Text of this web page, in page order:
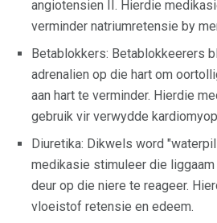
angiotensien II. Hierdie
verminder natriumretensie by
Betablokkers: Betablokkeerers
adrenalien op die hart om
aan hart te verminder. Hierdie
gebruik vir verwydde
Diuretika: Dikwels word
medikasie stimuleer die
deur op die niere te reageer.
vloeistof retensie en edeem.